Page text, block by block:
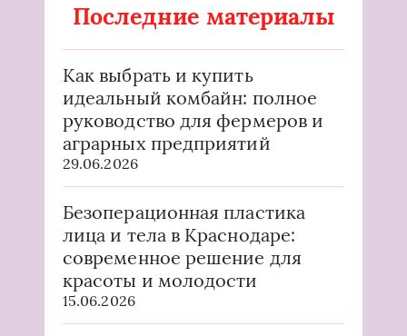
Последние материалы
Как выбрать и купить
идеальный комбайн: полное
руководство для фермеров и
аграрных предприятий
29.06.2026
Безоперационная пластика
лица и тела в Краснодаре:
современное решение для
красоты и молодости
15.06.2026